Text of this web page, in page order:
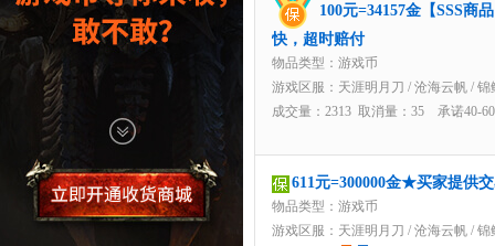
100元=34157金【SSS商
快，超时赔付
物品类型：游戏币
游戏区服： 天涯明月刀 / 沧海云帆 / 锦
成交量：2313 取消量：35 承诺40-
611元=300000金★买家提供
物品类型：游戏币
游戏区服： 天涯明月刀 / 沧海云帆 / 锦